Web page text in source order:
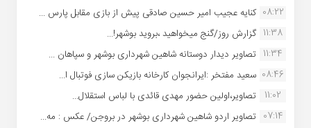
08:22 کنایه عجیب امیر حسین صادقی پیش از بازی مقابل پارس ...
11:38 گزارش روز/گنج میخواهید ،بروید بوشهر!...
11:34 تصاویر دیدار دوستانه شاهین شهردارى بوشهر و سپاهان ...
08:46 سعید مفتخر :ایرانجوان کارخانه بازیکن سازی فوتبال ا...
11:02
تصاویر،اولین حضور مهدی قائدی با لباس استقلال...
07:14 تصاویر اردو شاهین شهرداری بوشهر در بروجن/ عکس : مه...